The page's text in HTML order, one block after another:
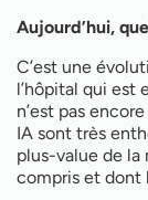
Aujourd’hui,
C’est une
l’hôpital qui est
n’est pas
IA sont très
plus-value de la
compris et dont